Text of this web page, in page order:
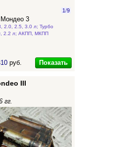
1/9
3
2.0, 2.5, 3.0 л; Турбо
2.2 л; АКПП, МКПП
руб. Показать
III
гг.